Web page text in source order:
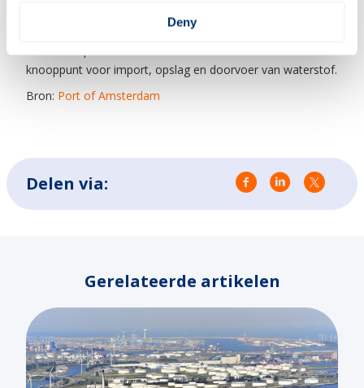
Deny
de leveringszekerheid van schone energie versterkt. Het
knooppunt voor import, opslag en doorvoer van waterstof.
Bron: Port of Amsterdam
Delen via:
Gerelateerde artikelen